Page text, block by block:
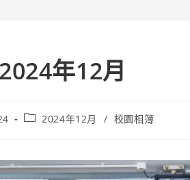
年12月
2024年12月 / 校園相簿